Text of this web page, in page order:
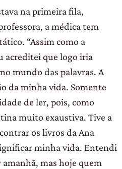
na primeira fila,
a médica tem
“Assim como a
acreditei que logo iria
mundo das palavras. A
da minha vida. Somente
de ler, pois, como
muito exaustiva. Tive a
os livros da Ana
minha vida. Entendi
mas hoje quem